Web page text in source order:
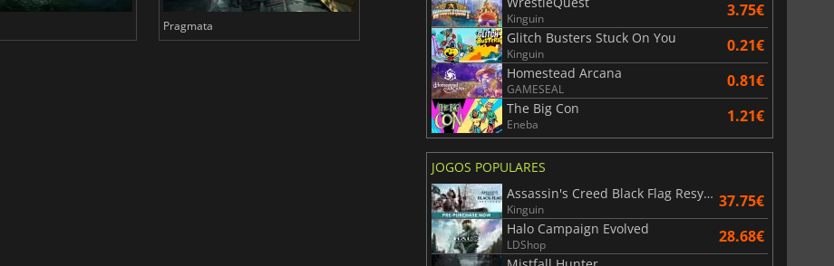
Pragmata Total War WARHAMMER 3 Lies Of P
Kinguin 3.75€
Glitch Busters Stuck On You
Kinguin 0.21€
Homestead Arcana
GAMESEAL 0.81€
The Big Con
Eneba 1.21€
JOGOS POPULARES
Assassin's Creed Black Flag Resynced
Kinguin 37.75€
Halo Campaign Evolved
LDShop 28.68€